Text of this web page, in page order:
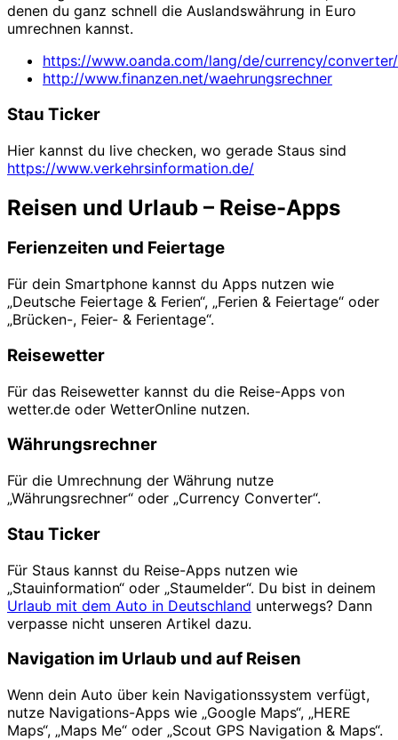
denen du ganz schnell die Auslandswährung in Euro
umrechnen kannst.
https://www.oanda.com/lang/de/currency/converter/
http://www.finanzen.net/waehrungsrechner
Stau Ticker
Hier kannst du live checken, wo gerade Staus sind
https://www.verkehrsinformation.de/
Reisen und Urlaub – Reise-Apps
Ferienzeiten und Feiertage
Für dein Smartphone kannst du Apps nutzen wie
„Deutsche Feiertage & Ferien“, „Ferien & Feiertage“ oder
„Brücken-, Feier- & Ferientage“.
Reisewetter
Für das Reisewetter kannst du die Reise-Apps von
wetter.de oder WetterOnline nutzen.
Währungsrechner
Für die Umrechnung der Währung nutze
„Währungsrechner“ oder „Currency Converter“.
Stau Ticker
Für Staus kannst du Reise-Apps nutzen wie
„Stauinformation“ oder „Staumelder“. Du bist in deinem
Urlaub mit dem Auto in Deutschland unterwegs? Dann
verpasse nicht unseren Artikel dazu.
Navigation im Urlaub und auf Reisen
Wenn dein Auto über kein Navigationssystem verfügt,
nutze Navigations-Apps wie „Google Maps“, „HERE
Maps“, „Maps Me“ oder „Scout GPS Navigation & Maps“.